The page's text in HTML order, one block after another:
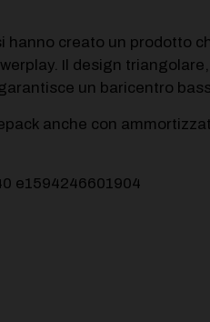
creato un prodotto
Il design
un baricentro
anche con